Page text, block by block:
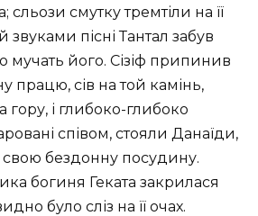
смутку тремтіли на її
звуками пісні Тантал забув
мучать його. Сізіф припинив
працю, сів на той камінь,
гору, і глибоко-глибоко
співом, стояли Данаїди,
бездонну посудину.
богиня Геката закрилася
було сліз на її очах.